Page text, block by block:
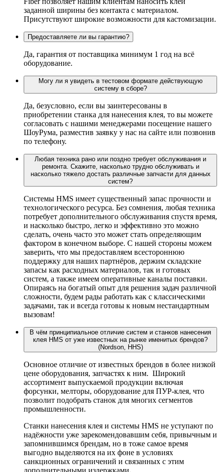
заданной ширины без контакта с материалом.
Присутствуют широкие возможности для кастомизации.
Предоставляете ли вы гарантию?
Да, гарантия от поставщика минимум 1 год на всё
оборудование.
Могу ли я увидеть в тестовом формате действующую
систему в сборе?
Да, безусловно, если вы заинтересованы в
приобретении станка для нанесения клея, то вы можете
согласовать с нашими менеджерами посещение нашего
ШоуРума, разместив заявку у нас на сайте или позвонив
по телефону.
Любая техника рано или поздно требует обслуживания и
ремонта. Скажите, насколько трудно обслуживать и
насколько тяжело достать различные запчасти для данных
систем?
Системы HMS имеет существенный запас прочности и
технологического ресурса. Без сомнения, любая техника
потребует дополнительного обслуживания спустя время,
и насколько быстро, легко и эффективно это можно
сделать, очень часто это может стать определяющим
фактором в конечном выборе. С нашей стороны можем
заверить, что мы предоставляем всестороннюю
поддержку для наших партнёров, держим складские
запасы как расходных материалов, так и готовых
систем, а также имеем оперативные каналы поставки.
Опираясь на богатый опыт для решения задач различной
сложности, будем рады работать как с классическими
задачами, так и всегда готовы к новым нестандартным
вызовам!
В чём принципиальное отличие систем и станков нанесения
клея HMS от уже известных на рынке именитых брендов?
(Nordson, HHS)
Основное отличие от известных брендов в более низкой
цене оборудования, запчастях к ним. Широкий
ассортимент выпускаемой продукции включая
форсунки, мелторы, оборудование для ПУР-клея, что
позволит подобрать станок для многих сегментов
промышленности.
Станки нанесения клея и системы HMS не уступают по
надёжности уже зарекомендовавшим себя, привычным и
запомнившимся брендам, но в тоже самое время
выгодно выделяются на их фоне в условиях
санкционных ограничений и связанных с этим
дополнительными издержками.